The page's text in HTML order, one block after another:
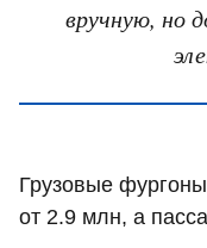
вручную, но
Грузовые
от 2.9 млн, а